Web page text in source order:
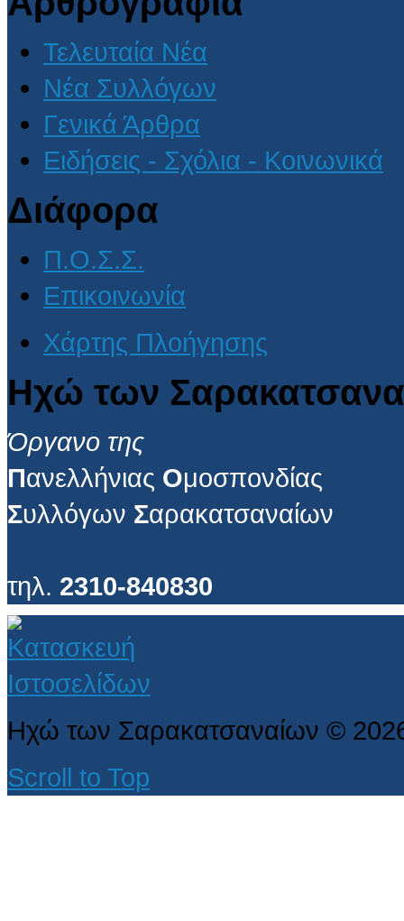
Τελευταία Νέα
Νέα Συλλόγων
Γενικά Άρθρα
Ειδήσεις - Σχόλια - Κοινωνικά
Διάφορα
Π.Ο.Σ.Σ.
Επικοινωνία
Χάρτης Πλοήγησης
Ηχώ των
Όργανο της
Πανελλήνιας Ομοσπονδίας
Συλλόγων Σαρακατσαναίων
τηλ. 2310-840830
Ηχώ των Σαρακατσαναίων ©
Scroll to Top